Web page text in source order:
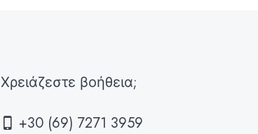
Χρειάζεστε βοήθεια;
+30 (69) 7271 3959